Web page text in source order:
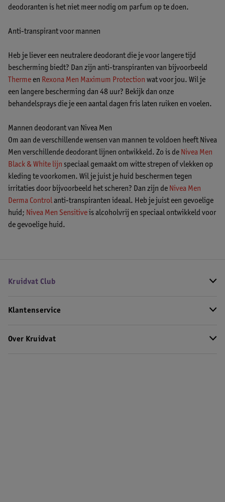
deodoranten is het niet meer nodig om parfum op te doen.
Anti-transpirant voor mannen
Heb je liever een neutralere deodorant die je voor langere tijd
bescherming biedt? Dan zijn anti-transpiranten van bijvoorbeeld
Therme en Rexona Men Maximum Protection wat voor jou. Wil je
een langere bescherming dan 48 uur? Bekijk dan onze
behandelsprays die je een aantal dagen fris laten ruiken en voelen.
Mannen deodorant van Nivea Men
Om aan de verschillende wensen van mannen te voldoen heeft Nivea
Men verschillende deodorant lijnen ontwikkeld. Zo is de Nivea Men
Black & White lijn speciaal gemaakt om witte strepen of vlekken op
kleding te voorkomen. Wil je juist je huid beschermen tegen
irritaties door bijvoorbeeld het scheren? Dan zijn de Nivea Men
Derma Controlanti-transpiranten ideaal. Heb je juist een gevoelige
huid; Nivea Men Sensitiveis alcoholvrij en speciaal ontwikkeld voor
de gevoelige huid.
Kruidvat Club
Klantenservice
Over Kruidvat